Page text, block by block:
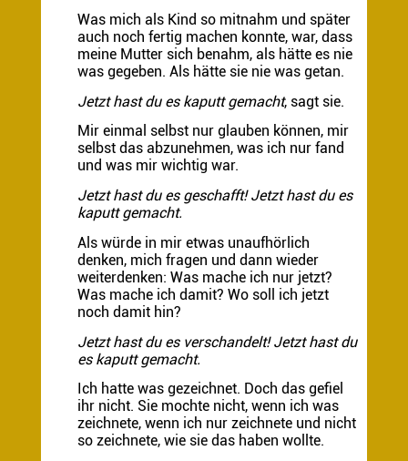
Was mich als Kind so mitnahm und später
auch noch fertig machen konnte, war, dass
meine Mutter sich benahm, als hätte es nie
was gegeben. Als hätte sie nie was getan.
Jetzt hast du es kaputt gemacht, sagt sie.
Mir einmal selbst nur glauben können, mir
selbst das abzunehmen, was ich nur fand
und was mir wichtig war.
Jetzt hast du es geschafft! Jetzt hast du es
kaputt gemacht.
Als würde in mir etwas unaufhörlich
denken, mich fragen und dann wieder
weiterdenken: Was mache ich nur jetzt?
Was mache ich damit? Wo soll ich jetzt
noch damit hin?
Jetzt hast du es verschandelt! Jetzt hast du
es kaputt gemacht.
Ich hatte was gezeichnet. Doch das gefiel
ihr nicht. Sie mochte nicht, wenn ich was
zeichnete, wenn ich nur zeichnete und nicht
so zeichnete, wie sie das haben wollte.